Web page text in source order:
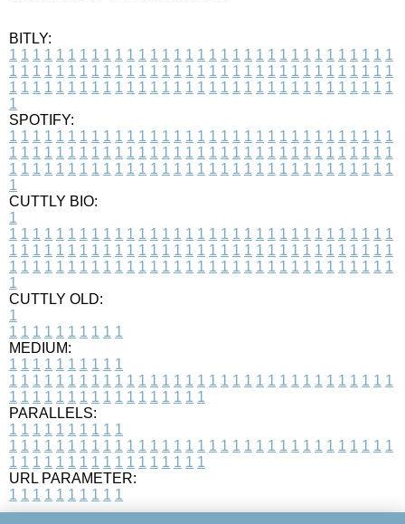
BITLY:
1 1 1 1 1 1 1 1 1 1 1 1 1 1 1 1 1 1 1 1 1 1 1 1 1 1 1 1 1 1 1 1 1
1 1 1 1 1 1 1 1 1 1 1 1 1 1 1 1 1 1 1 1 1 1 1 1 1 1 1 1 1 1 1 1 1
1 1 1 1 1 1 1 1 1 1 1 1 1 1 1 1 1 1 1 1 1 1 1 1 1 1 1 1 1 1 1 1 1
1
SPOTIFY:
1 1 1 1 1 1 1 1 1 1 1 1 1 1 1 1 1 1 1 1 1 1 1 1 1 1 1 1 1 1 1 1 1
1 1 1 1 1 1 1 1 1 1 1 1 1 1 1 1 1 1 1 1 1 1 1 1 1 1 1 1 1 1 1 1 1
1 1 1 1 1 1 1 1 1 1 1 1 1 1 1 1 1 1 1 1 1 1 1 1 1 1 1 1 1 1 1 1 1
1
CUTTLY BIO:
1
1 1 1 1 1 1 1 1 1 1 1 1 1 1 1 1 1 1 1 1 1 1 1 1 1 1 1 1 1 1 1 1 1
1 1 1 1 1 1 1 1 1 1 1 1 1 1 1 1 1 1 1 1 1 1 1 1 1 1 1 1 1 1 1 1 1
1 1 1 1 1 1 1 1 1 1 1 1 1 1 1 1 1 1 1 1 1 1 1 1 1 1 1 1 1 1 1 1 1
1
CUTTLY OLD:
1
1 1 1 1 1 1 1 1 1 1
MEDIUM:
1 1 1 1 1 1 1 1 1 1
1 1 1 1 1 1 1 1 1 1 1 1 1 1 1 1 1 1 1 1 1 1 1 1 1 1 1 1 1 1 1 1 1
1 1 1 1 1 1 1 1 1 1 1 1 1 1 1 1 1
PARALLELS:
1 1 1 1 1 1 1 1 1 1
1 1 1 1 1 1 1 1 1 1 1 1 1 1 1 1 1 1 1 1 1 1 1 1 1 1 1 1 1 1 1 1 1
1 1 1 1 1 1 1 1 1 1 1 1 1 1 1 1 1
URL PARAMETER:
1 1 1 1 1 1 1 1 1 1